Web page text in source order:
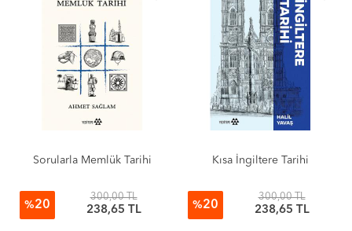
Sorularla Memlük Tarihi
%20
300,00 TL
238,65 TL
Kısa İngiltere Tarihi
%20
300,00 TL
238,65 TL